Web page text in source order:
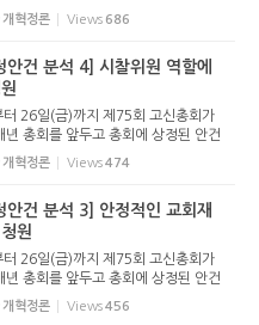
왔습니다. 올해 역시 75회 총회에 상
을 분석하는 기사를 올립니다. 이 기
개혁정론 Views 686
건 분석 4] 시찰위원 역할에
26일(금)까지 제75회 고신총회가
년 총회를 앞두고 총회에 상정된 안건
왔습니다. 올해 역시 75회 총회에 상
을 분석하는 기사를 올립니다. 이 기
개혁정론 Views474
안건 분석 3] 안정적인 교회재
원
26일(금)까지 제75회 고신총회가
년 총회를 앞두고 총회에 상정된 안건
왔습니다. 올해 역시 75회 총회에 상
을 분석하는 기사를 올립니다. 이 기
개혁정론 Views456